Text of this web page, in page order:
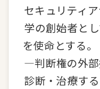
セキュリティ
学の創始者と
を使命とする
—判断権の外
診断・治療す